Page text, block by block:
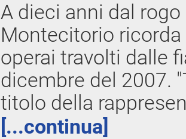
A dieci anni dal
Montecitorio
operai travolti dalle
dicembre del 2007.
titolo della
[...continua]